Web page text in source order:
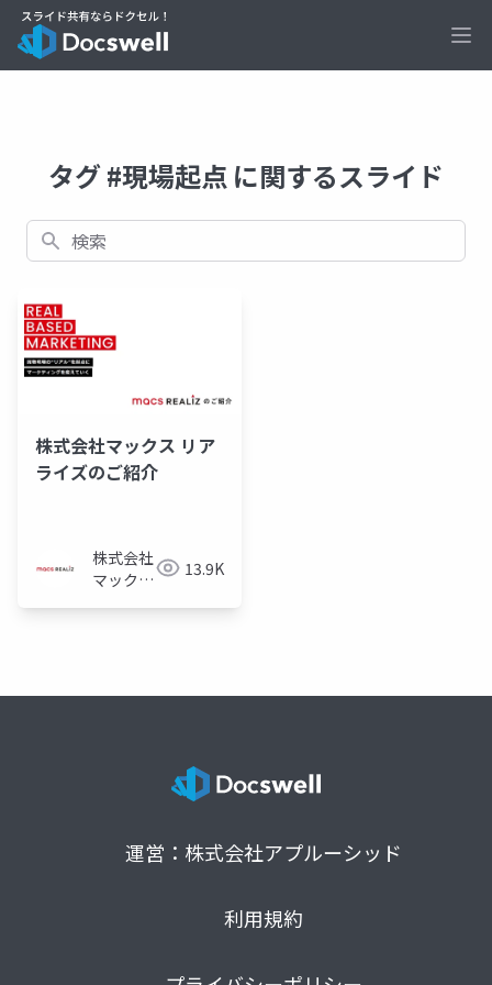
タグ #現場起点 に関するスライド
検索
株式会社マックス リア
ライズのご紹介
株式会社
マックス
13.9K
運営：株式会社アプルーシッド
利用規約